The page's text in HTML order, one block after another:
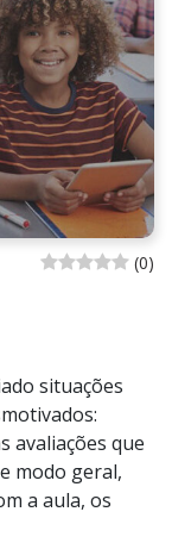
(0)
situações
avaliações que
modo geral,
a aula, os